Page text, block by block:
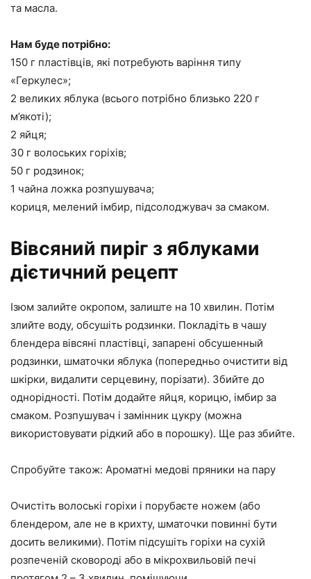
та масла.
Нам буде потрібно:
150 г пластівців, які потребують варіння типу
«Геркулес»;
2 великих яблука (всього потрібно близько 220 г
м’якоті);
2 яйця;
30 г волоських горіхів;
50 г родзинок;
1 чайна ложка розпушувача;
кориця, мелений імбир, підсолоджувач за смаком.
Вівсяний пиріг з яблуками
дієтичний рецепт
Ізюм залийте окропом, залиште на 10 хвилин. Потім
злийте воду, обсушіть родзинки. Покладіть в чашу
блендера вівсяні пластівці, запарені обсушенный
родзинки, шматочки яблука (попередньо очистити від
шкірки, видалити серцевину, порізати). Збийте до
однорідності. Потім додайте яйця, корицю, імбир за
смаком. Розпушувач і замінник цукру (можна
використовувати рідкий або в порошку). Ще раз збийте.
Спробуйте також: Ароматні медові пряники на пару
Очистіть волоські горіхи і порубаєте ножем (або
блендером, але не в крихту, шматочки повинні бути
досить великими). Потім підсушіть горіхи на сухій
розпеченій сковороді або в мікрохвильовій печі